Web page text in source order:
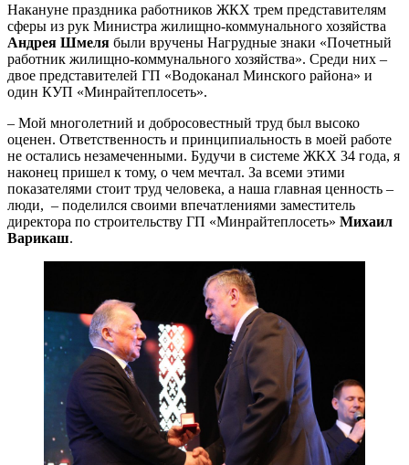
Накануне праздника работников ЖКХ трем представителям
сферы из рук Министра жилищно-коммунального хозяйства
Андрея Шмеля были вручены Нагрудные знаки «Почетный
работник жилищно-коммунального хозяйства». Среди них –
двое представителей ГП «Водоканал Минского района» и
один КУП «Минрайтеплосеть».
– Мой многолетний и добросовестный труд был высоко
оценен. Ответственность и принципиальность в моей работе
не остались незамеченными. Будучи в системе ЖКХ 34 года, я
наконец пришел к тому, о чем мечтал. За всеми этими
показателями стоит труд человека, а наша главная ценность –
люди, – поделился своими впечатлениями заместитель
директора по строительству ГП «Минрайтеплосеть» Михаил
Варикаш.